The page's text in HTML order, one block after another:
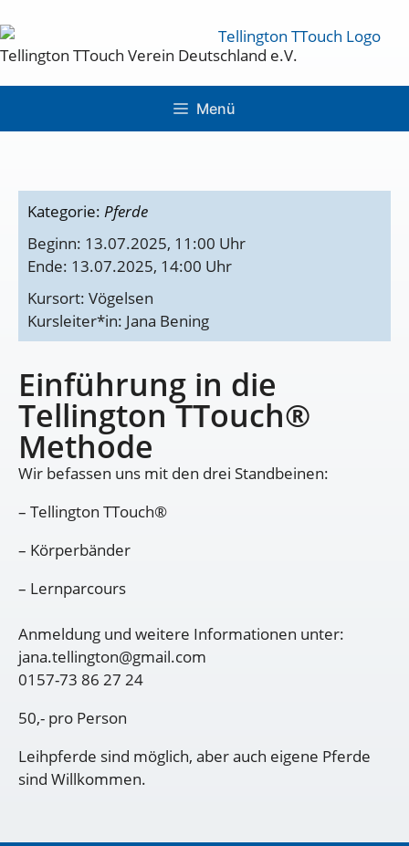
Tellington TTouch Verein Deutschland e.V.
Menü
Kategorie: Pferde
Beginn: 13.07.2025, 11:00 Uhr
Ende: 13.07.2025, 14:00 Uhr
Kursort: Vögelsen
Kursleiter*in: Jana Bening
Einführung in die
Tellington TTouch®
Methode
Wir befassen uns mit den drei Standbeinen:
– Tellington TTouch®
– Körperbänder
– Lernparcours
Anmeldung und weitere Informationen unter:
jana.tellington@gmail.com
0157-73 86 27 24
50,- pro Person
Leihpferde sind möglich, aber auch eigene Pferde
sind Willkommen.